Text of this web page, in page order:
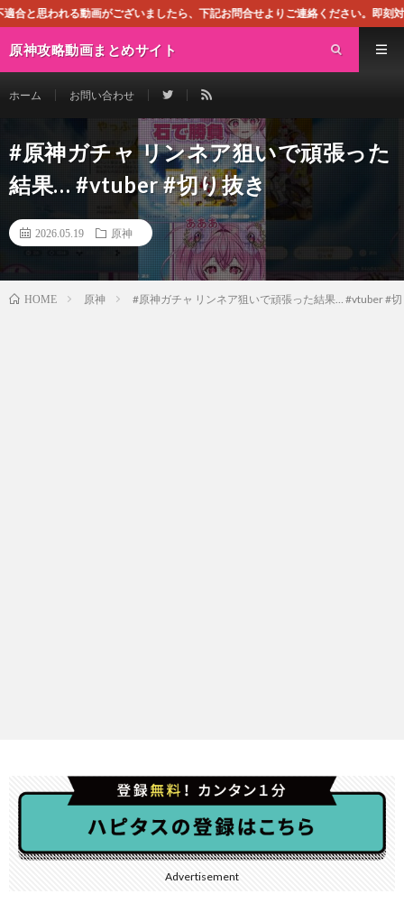
ざいましたら、下記お問合せよりご連絡ください。即刻対処させて頂きます
原神攻略動画まとめサイト
ホーム お問い合わせ
#原神ガチャ リンネア狙いで頑張った
結果… #vtuber #切り抜き
2026.05.19 原神
HOME 原神 #原神ガチャ リンネア狙いで頑張った結果… #vtuber #
Advertisement